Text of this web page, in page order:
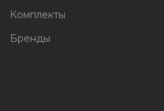
Комплекты
Бренды